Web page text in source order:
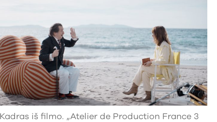
iš filmo. „Atelier de Production France 3